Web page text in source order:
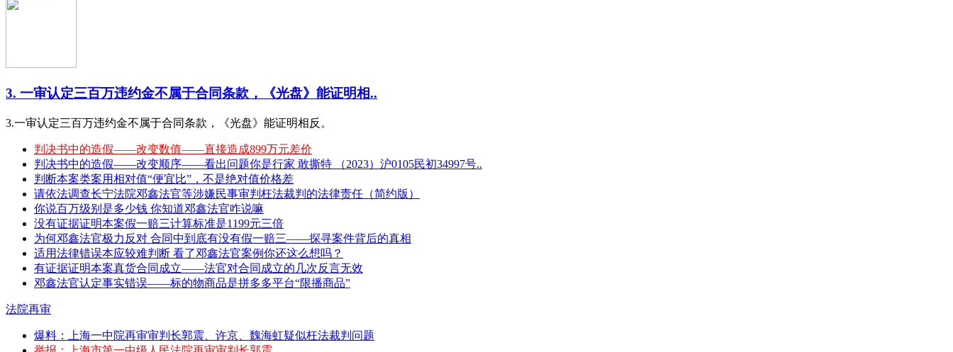
3. 一审认定三百万违约金不属于合同条款，《光盘》能证明相..
3.一审认定三百万违约金不属于合同条款，《光盘》能证明相反。
判决书中的造假——改变数值——直接造成899万元差价
判决书中的造假——改变顺序——看出问题你是行家 敢撕特 （2023）沪0105民初34997号..
判断本案类案用相对值“便宜比”，不是绝对值价格差
请依法调查长宁法院邓鑫法官等涉嫌民事审判枉法裁判的法律责任（简约版）
你说百万级别是多少钱 你知道邓鑫法官咋说嘛
没有证据证明本案假一赔三计算标准是1199元三倍
为何邓鑫法官极力反对 合同中到底有没有假一赔三——探寻案件背后的真相
适用法律错误本应较难判断 看了邓鑫法官案例你还这么想吗？
有证据证明本案真货合同成立——法官对合同成立的几次反言无效
邓鑫法官认定事实错误——标的物商品是拼多多平台“限播商品”
法院再审
爆料：上海一中院再审审判长郭震、许京、魏海虹疑似枉法裁判问题